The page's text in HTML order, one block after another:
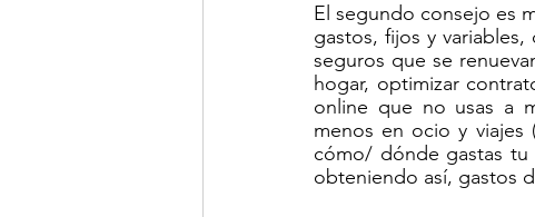
El segundo consejo es
gastos, fijos y
seguros que se
hogar, optimizar
online que no usas a
menos en ocio y
cómo/ dónde gastas tu
obteniendo así, gastos